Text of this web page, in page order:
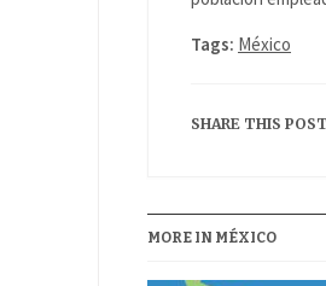
Tags: México
SHARE THIS POST
MORE IN MÉXICO